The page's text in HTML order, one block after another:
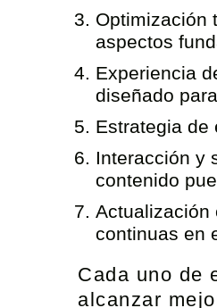
Optimización
aspectos
Experiencia
diseñado
Estrategia de
Interacción y
contenido
Actualización
continuas en
Cada uno de
alcanzar